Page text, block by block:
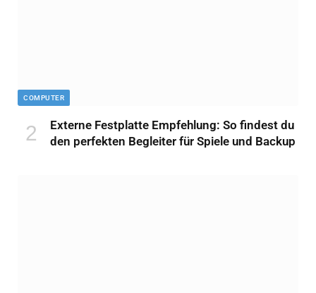
COMPUTER
Externe Festplatte Empfehlung: So findest du
den perfekten Begleiter für Spiele und Backup